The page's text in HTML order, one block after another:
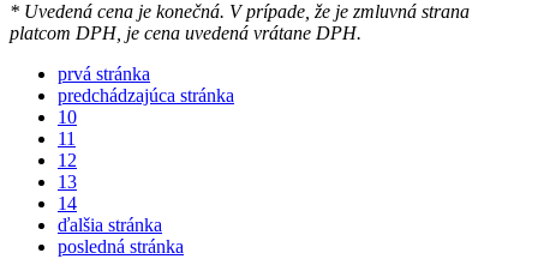
* Uvedená cena je konečná. V prípade, že je zmluvná strana
platcom DPH, je cena uvedená vrátane DPH.
prvá stránka
predchádzajúca stránka
10
11
12
13
14
ďalšia stránka
posledná stránka